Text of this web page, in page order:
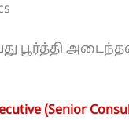
பூர்த்தி
(Senior